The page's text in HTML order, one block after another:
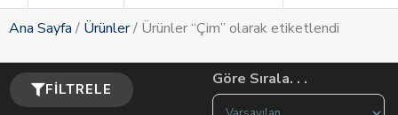
Ana Sayfa / Ürünler/ Ürünler “Çim” olarak etiketlendi
FILTRELE
Göre Sırala. . .
Sort Products